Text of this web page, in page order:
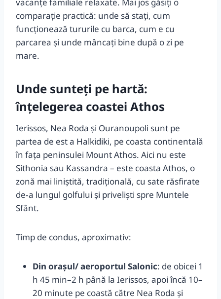
comparație practică: unde să stați, cum
funcționează tururile cu barca, cum e cu
parcarea și unde mâncați bine după o zi pe
mare.
Unde sunteți pe hartă:
înțelegerea coastei Athos
Ierissos, Nea Roda și Ouranoupoli sunt pe
partea de est a Halkidiki, pe coasta continentală
în fața peninsulei Mount Athos. Aici nu este
Sithonia sau Kassandra – este coasta Athos, o
zonă mai liniștită, tradițională, cu sate răsfirate
de‑a lungul golfului și priveliști spre Muntele
Sfânt.
Timp de condus, aproximativ:
Din orașul/ aeroportul Salonic: de obicei 1
h 45 min–2 h până la Ierissos, apoi încă 10–
20 minute pe coastă către Nea Roda și